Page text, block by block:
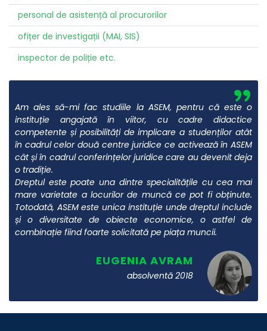
personal de asistență al procurorilor
ofițer de investigații (MAI, SIS)
inspector de poliție etc.
”
Am ales să-mi fac studiile la ASEM, pentru că este o
instituție angajată în viitor, cu cadre didactice
competente și posibilități de implicare a studenților atât
în cadrul celor două centre juridice ce activează în ASEM
cât și în cadrul conferințelor juridice care au devenit deja
o tradiție.
Dreptul este poate una dintre specialitățile cu cea mai
mare varietate a locurilor de muncă ce pot fi obținute.
Totodată, ASEM este unica instituție unde dreptul include
și o diversitate de obiecte economice, o astfel de
combinație fiind foarte solicitată pe piața muncii.
EUGENIA AVRAM
absolventă 2018